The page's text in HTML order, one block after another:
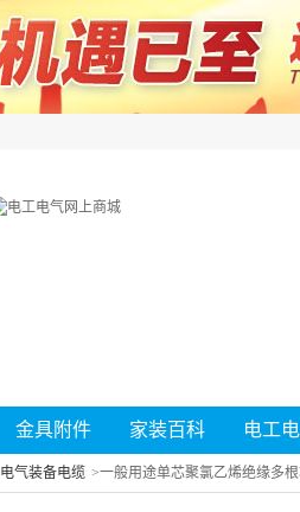
金具附件 家装百科 电工
电气装备电缆 >一般用途单芯聚氯乙烯绝缘多